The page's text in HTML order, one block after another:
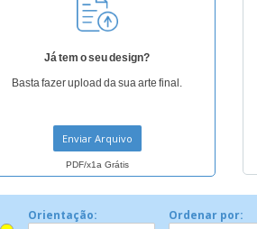
Já tem o seu design?
Basta fazer upload da sua arte final.
Enviar Arquivo
PDF/x1a Grátis
Orientação: Ordenar por: